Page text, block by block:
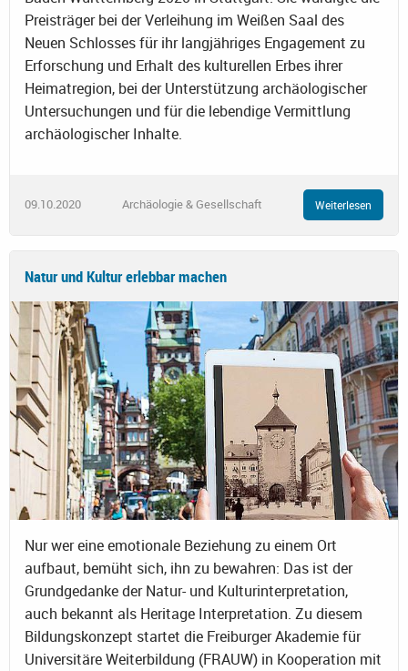
Preisträger bei der Verleihung im Weißen Saal des
Neuen Schlosses für ihr langjähriges Engagement zu
Erforschung und Erhalt des kulturellen Erbes ihrer
Heimatregion, bei der Unterstützung archäologischer
Untersuchungen und für die lebendige Vermittlung
archäologischer Inhalte.
09.10.2020 Archäologie & Gesellschaft Weiterlesen
Natur und Kultur erlebbar machen
Nur wer eine emotionale Beziehung zu einem Ort
aufbaut, bemüht sich, ihn zu bewahren: Das ist der
Grundgedanke der Natur- und Kulturinterpretation,
auch bekannt als Heritage Interpretation. Zu diesem
Bildungskonzept startet die Freiburger Akademie für
Universitäre Weiterbildung (FRAUW) in Kooperation mit